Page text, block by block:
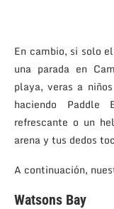
En cambio, si solo
una parada en
playa, veras a
haciendo Paddle
refrescante o un
arena y tus dedos
A continuación,
Watsons Bay